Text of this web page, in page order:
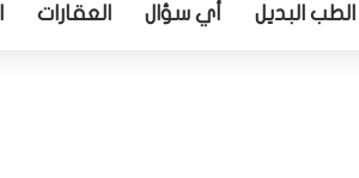
الطب البديل أي سؤال العقارات